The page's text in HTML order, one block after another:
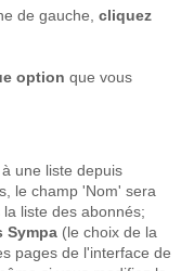
de gauche, cliquez
option que vous
une liste depuis
le champ 'Nom' sera
liste des abonnés;
Sympa (le choix de la
pages de l'interface de